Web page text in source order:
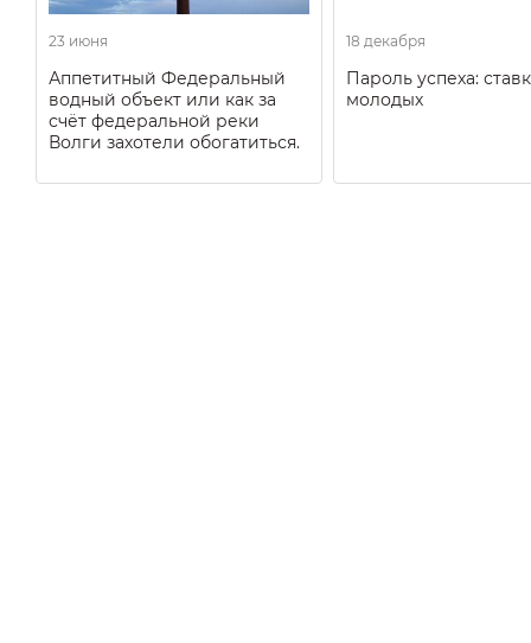
23 июня
Аппетитный Федеральный
водный объект или как за
счёт федеральной реки
Волги захотели обогатиться.
18 декабря
Пароль успеха:
молодых